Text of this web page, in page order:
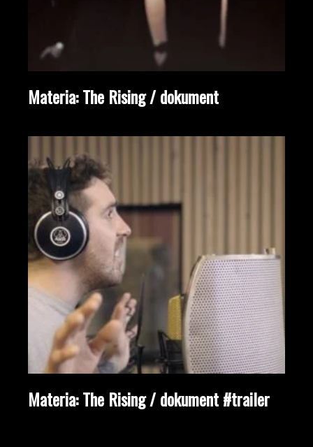
Materia: The Rising / dokument
Materia: The Rising / dokument #trailer